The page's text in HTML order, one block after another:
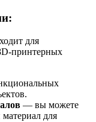
для
принтерных
— вы можете
для